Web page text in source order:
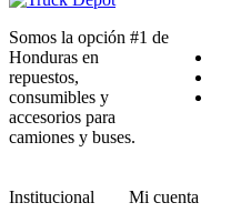
Somos la opción #1 de
Honduras en
repuestos,
consumibles y
accesorios para
camiones y buses.
Institucional
Mi cuenta